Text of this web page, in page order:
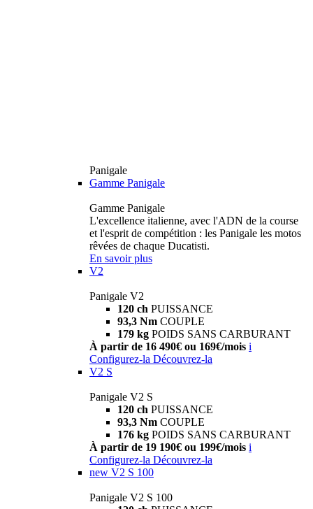
Panigale
Gamme Panigale
Gamme Panigale
L'excellence italienne, avec l'ADN de la course
et l'esprit de compétition : les Panigale les motos
rêvées de chaque Ducatisti.
En savoir plus
V2
Panigale V2
120 ch PUISSANCE
93,3 Nm COUPLE
179 kg POIDS SANS CARBURANT
À partir de 16 490€ ou 169€/mois i
Configurez-la Découvrez-la
V2 S
Panigale V2 S
120 ch PUISSANCE
93,3 Nm COUPLE
176 kg POIDS SANS CARBURANT
À partir de 19 190€ ou 199€/mois i
Configurez-la Découvrez-la
new V2 S 100
Panigale V2 S 100